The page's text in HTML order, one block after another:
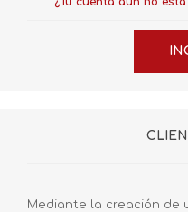
Mediante la creación de